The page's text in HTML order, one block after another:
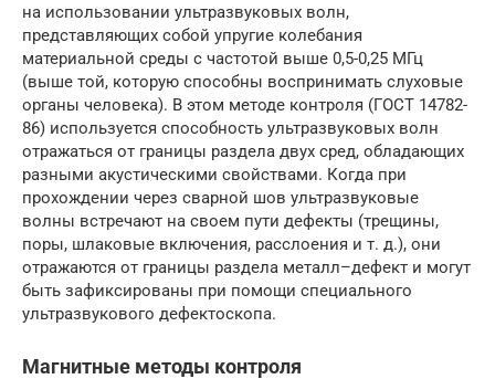
на использовании ультразвуковых волн,
представляющих собой упругие колебания
материальной среды с частотой выше 0,5-0,25 МГц
(выше той, которую способны воспринимать слуховые
органы человека). В этом методе контроля (ГОСТ 14782-
86) используется способность ультразвуковых волн
отражаться от границы раздела двух сред, обладающих
разными акустическими свойствами. Когда при
прохождении через сварной шов ультразвуковые
волны встречают на своем пути дефекты (трещины,
поры, шлаковые включения, расслоения и т. д.), они
отражаются от границы раздела металл–дефект и могут
быть зафиксированы при помощи специального
ультразвукового дефектоскопа.
Магнитные методы контроля